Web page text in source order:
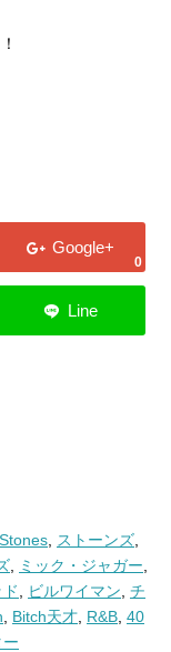
0
ストーンズ
ミック・ジャガー
ビルワイマン チ
Bitch天才 R&B 40